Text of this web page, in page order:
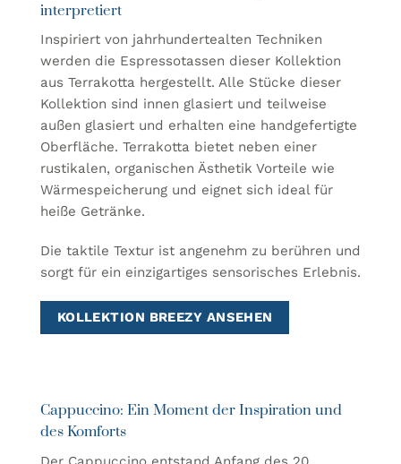
interpretiert
Inspiriert von jahrhundertealten Techniken
werden die Espressotassen dieser Kollektion
aus Terrakotta hergestellt. Alle Stücke dieser
Kollektion sind innen glasiert und teilweise
außen glasiert und erhalten eine handgefertigte
Oberfläche. Terrakotta bietet neben einer
rustikalen, organischen Ästhetik Vorteile wie
Wärmespeicherung und eignet sich ideal für
heiße Getränke.
Die taktile Textur ist angenehm zu berühren und
sorgt für ein einzigartiges sensorisches Erlebnis.
KOLLEKTION BREEZY ANSEHEN
Cappuccino: Ein Moment der Inspiration und
des Komforts